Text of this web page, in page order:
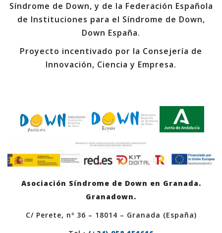
Síndrome de Down, y de la Federación Española
de Instituciones para el Síndrome de Down,
Down España.
Proyecto incentivado por la Consejería de
Innovación, Ciencia y Empresa.
Asociación Síndrome de Down en Granada.
Granadown.
C/ Perete, nº 36 – 18014 – Granada (España)